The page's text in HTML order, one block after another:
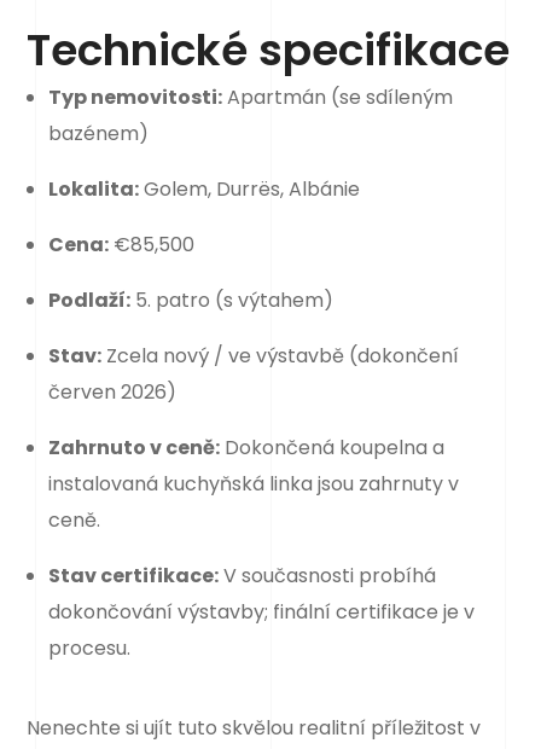
Technické specifikace
Typ nemovitosti:Apartmán (se sdíleným
bazénem)
Lokalita:Golem, Durrës, Albánie
Cena: €85,500
Podlaží: 5. patro (s výtahem)
Stav: Zcela nový / ve výstavbě (dokončení
červen 2026)
Zahrnuto v ceně: Dokončená koupelna a
instalovaná kuchyňská linka jsou zahrnuty v
ceně.
Stav certifikace:V současnosti probíhá
dokončování výstavby; finální certifikace je v
procesu.
Nenechte si ujít tuto skvělou realitní příležitost v